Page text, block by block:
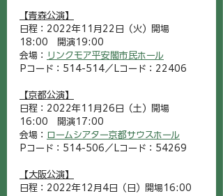
【青森公演】
日程：2022年11月22日（火）開場
18:00　開演19:00
会場：
リンクモア平安閣市民ホール
Pコード：514-514／Lコード：22406
【京都公演】
日程：2022年11月26日（土）開場
16:00　開演17:00
会場： ロームシアター京都サウスホール
Pコード：514-506／Lコード：54269
【大阪公演】
日程：2022年12月4日（日）開場16:00